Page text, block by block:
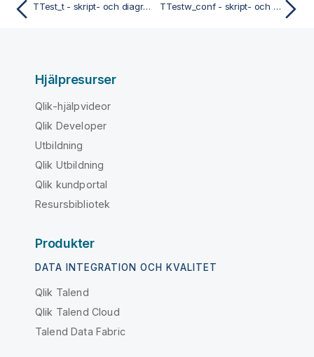
TTest_t - skript- och diagramfunktion TTestw_conf - skript- och diagramfunktion
Hjälpresurser
Qlik-hjälpvideor
Qlik Developer
Utbildning
Qlik Utbildning
Qlik kundportal
Resursbibliotek
Produkter
DATA INTEGRATION OCH KVALITET
Qlik Talend
Qlik Talend Cloud
Talend Data Fabric